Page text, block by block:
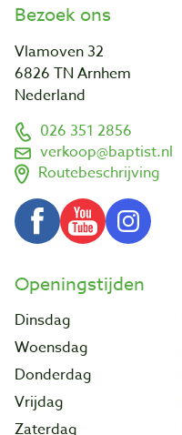
Bezoek ons
Vlamoven 32
6826 TN Arnhem
Nederland
026 351 2856
verkoop@baptist.nl
Routebeschrijving
Openingstijden
Dinsdag
Woensdag
Donderdag
Vrijdag
Zaterdag